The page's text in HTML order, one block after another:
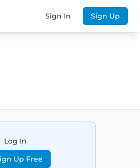
Sign In Sign Up
Log In
Up Free